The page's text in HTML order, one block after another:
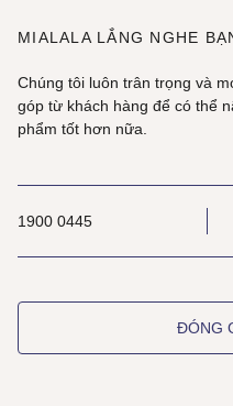
MIALALA LẮNG NGHE
Chúng tôi luôn trân trọng và
góp từ khách hàng để có thể
phẩm tốt hơn nữa.
1900 0445
ĐÓNG